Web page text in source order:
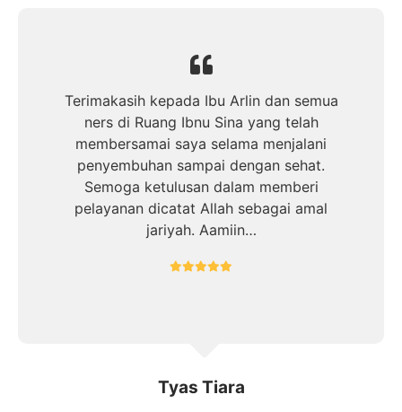
Terimakasih kepada Ibu Arlin dan semua
ners di Ruang Ibnu Sina yang telah
membersamai saya selama menjalani
penyembuhan sampai dengan sehat.
Semoga ketulusan dalam memberi
pelayanan dicatat Allah sebagai amal
jariyah. Aamiin…
Tyas Tiara